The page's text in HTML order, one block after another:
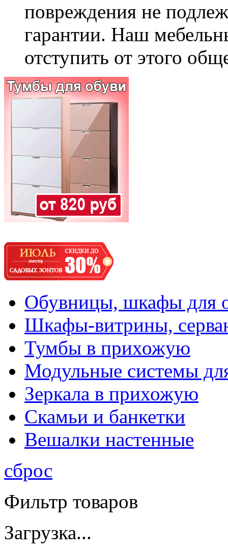
повреждения не
гарантии. Наш
отступить от этого
Обувницы, шкафы для
Шкафы-витрины,
Тумбы в прихожую
Модульные системы
Зеркала в прихожую
Скамьи и банкетки
Вешалки настенные
сброс
Фильтр товаров
Загрузка...